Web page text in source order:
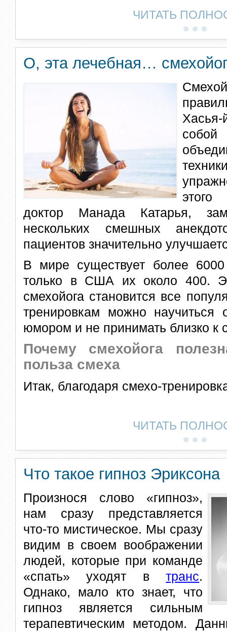
ЧИТАТЬ
О, эта лечебная…
этого
доктор Манада Катарья,
нескольких смешных
пациентов значительно
В мире существует более 6000
только в США их около 400.
смехойога становится все
тренировкам можно научиться
юмором и не принимать близко к
Почему смехойога
польза смеха
Итак, благодаря смехо-
ЧИТАТЬ
Что такое гипноз Эриксона
Произнося слово «гипноз»,
нам сразу представляется
что-то мистическое. Мы сразу
видим в своем воображении
людей, которые при команде
«спать» уходят втранс.
Однако, мало кто знает, что
гипноз является сильным
терапевтическим методом.